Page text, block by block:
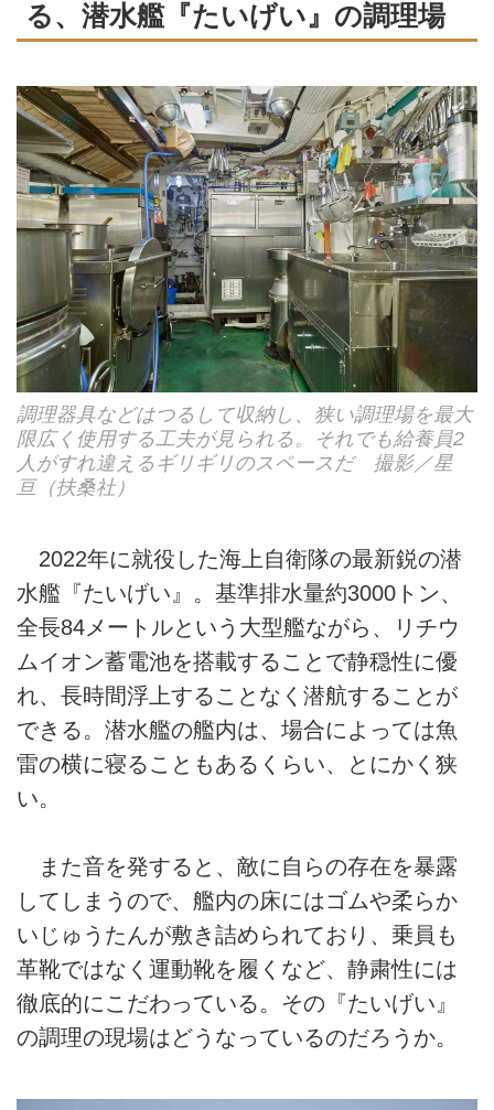
る、潜水艦『たいげい』の調理場
調理器具などはつるして収納し、狭い調理場を最大
限広く使用する工夫が見られる。それでも給養員2
人がすれ違えるギリギリのスペースだ 撮影／星
亘（扶桑社）
2022年に就役した海上自衛隊の最新鋭の潜
水艦『たいげい』。基準排水量約3000トン、
全長84メートルという大型艦ながら、リチウ
ムイオン蓄電池を搭載することで静穏性に優
れ、長時間浮上することなく潜航することが
できる。潜水艦の艦内は、場合によっては魚
雷の横に寝ることもあるくらい、とにかく狭
い。
また音を発すると、敵に自らの存在を暴露
してしまうので、艦内の床にはゴムや柔らか
いじゅうたんが敷き詰められており、乗員も
革靴ではなく運動靴を履くなど、静粛性には
徹底的にこだわっている。その『たいげい』
の調理の現場はどうなっているのだろうか。